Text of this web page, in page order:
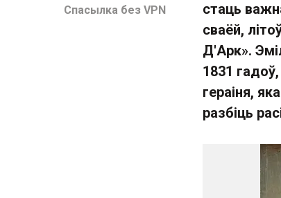
Спасылка без VPN
стаць
сваёй,
Д'Арк».
1831
гераіня,
разбіць